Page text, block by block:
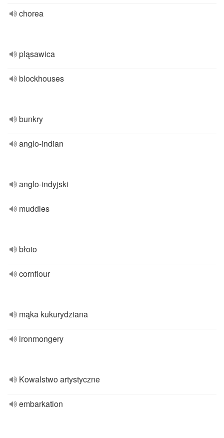
chorea
pląsawica
blockhouses
bunkry
anglo-indian
anglo-indyjski
muddles
błoto
cornflour
mąka kukurydziana
ironmongery
Kowalstwo artystyczne
embarkation